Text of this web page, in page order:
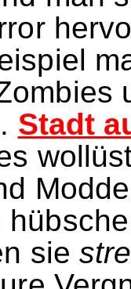
Stadt
sie